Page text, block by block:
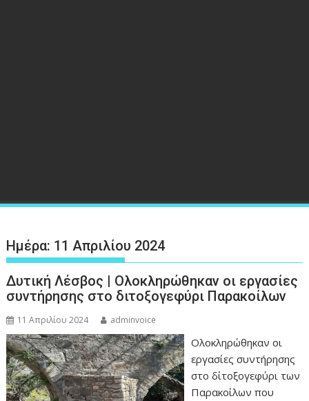
Ημέρα: 11 Απριλίου 2024
Δυτική Λέσβος | Ολοκληρώθηκαν οι εργασίες
συντήρησης στο διτοξογεφύρι Παρακοίλων
11 Απριλίου 2024 adminvoice
Ολοκληρώθηκαν οι
εργασίες συντήρησης
στο δίτοξογεφύρι των
Παρακοίλων που